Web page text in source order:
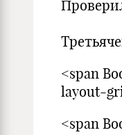
<span
layout-
<span